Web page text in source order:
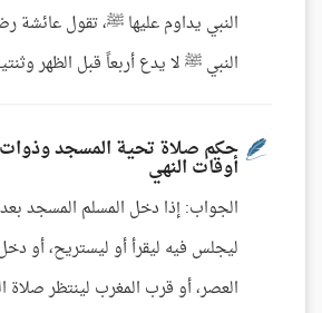
النبي يداوم عليها ﷺ، تقول عائشة
النبي ﷺ لا يدع أربعاً قبل الظهر
حكم صلاة تحية المسجد
أوقات النهي
الجواب: إذا دخل المسلم المسجد
ليجلس فيه ليقرأ أو ليستريح، أو
العصر، أو قرب المغرب لينتظر